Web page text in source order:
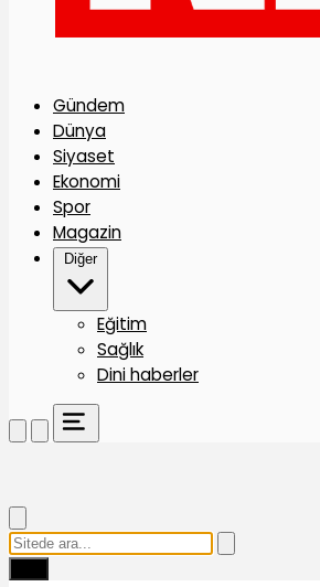
Gündem
Dünya
Siyaset
Ekonomi
Spor
Magazin
Diğer
Eğitim
Sağlık
Dini haberler